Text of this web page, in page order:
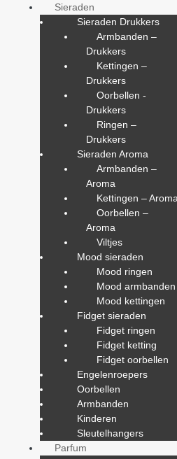
Shop Gepersonaliseerde
Rompertje
Rompertje
Voeg een
Rompertje
Bijdehand
hoeveelheid
Categorieën: ,Baby rompertjes
cadeaus
jewel31,Textiel
Beschrijving
Een leuk rompertje om als kraam
De tekst en kleur zijn geheel aan te
hebt laat het weten!
Sieraden
Sieraden Drukkers
Armbanden –
Drukkers
Kettingen –
Drukkers
Oorbellen -
Drukkers
Ringen –
Drukkers
Sieraden Aroma
Armbanden –
Aroma
Kettingen – Aroma
Oorbellen –
Aroma
Viltjes
Mood sieraden
Mood ringen
Mood armbanden
Mood kettingen
Fidget sieraden
Fidget ringen
Fidget ketting
Fidget oorbellen
Engelenroepers
Oorbellen
Armbanden
Kinderen
Sleutelhangers
Parfum